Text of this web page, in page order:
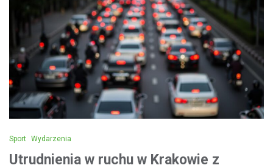
Sport Wydarzenia
Utrudnienia w ruchu w Krakowie z